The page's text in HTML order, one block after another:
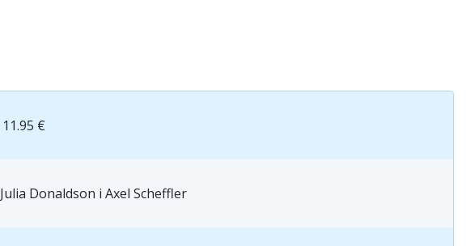
11.95 €
Julia Donaldson i Axel Scheffler